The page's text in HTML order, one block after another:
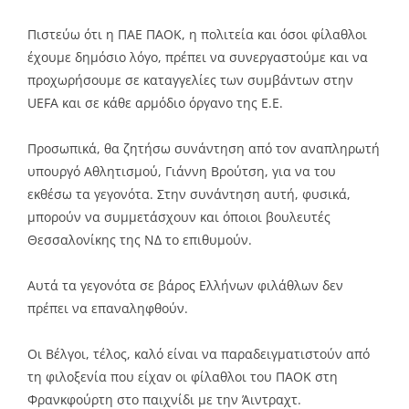
Πιστεύω ότι η ΠΑΕ ΠΑΟΚ, η πολιτεία και όσοι φίλαθλοι
έχουμε δημόσιο λόγο, πρέπει να συνεργαστούμε και να
προχωρήσουμε σε καταγγελίες των συμβάντων στην
UEFA και σε κάθε αρμόδιο όργανο της Ε.Ε.
Προσωπικά, θα ζητήσω συνάντηση από τον αναπληρωτή
υπουργό Αθλητισμού, Γιάννη Βρούτση, για να του
εκθέσω τα γεγονότα. Στην συνάντηση αυτή, φυσικά,
μπορούν να συμμετάσχουν και όποιοι βουλευτές
Θεσσαλονίκης της ΝΔ το επιθυμούν.
Αυτά τα γεγονότα σε βάρος Ελλήνων φιλάθλων δεν
πρέπει να επαναληφθούν.
Οι Βέλγοι, τέλος, καλό είναι να παραδειγματιστούν από
τη φιλοξενία που είχαν οι φίλαθλοι του ΠΑΟΚ στη
Φρανκφούρτη στο παιχνίδι με την Άιντραχτ.